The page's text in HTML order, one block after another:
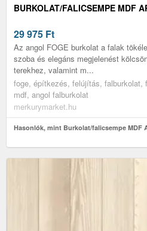
BURKOLAT/FALICSEMPE MDF
29 975 Ft
Az angol FOGE burkolat a falak
szoba és elegáns megjelenést
terekhez, valamint m...
foge, építkezés, felújítás, falburkolat,
mdf, angol falburkolat
merkurymarket.hu
Hasonlók, mint Burkolat/falicsempe MDF